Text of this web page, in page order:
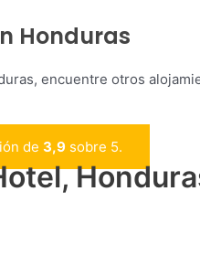
Honduras
encuentre otros
de 3,9 sobre 5.